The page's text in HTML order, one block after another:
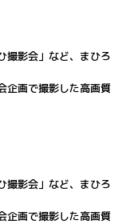
撮影会」など、まひろ
企画で撮影した高画質
撮影会」など、まひろ
企画で撮影した高画質